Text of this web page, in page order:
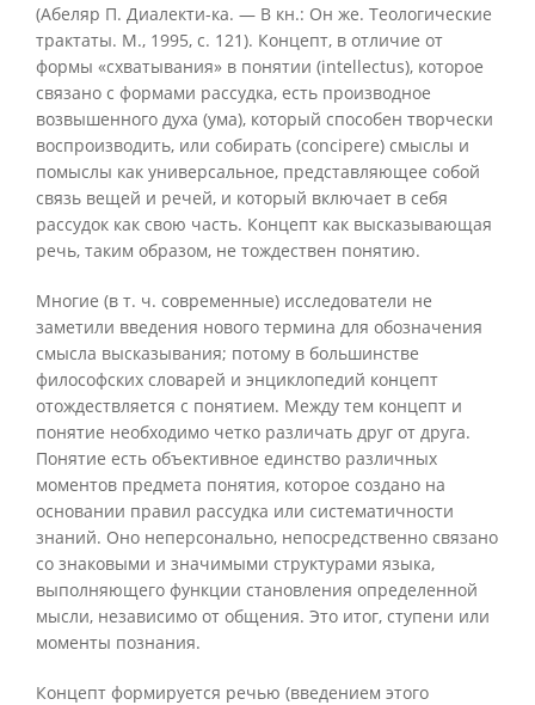
(Абеляр П. Диалекти-ка. — В кн.: Он же. Теологические
трактаты. М., 1995, с. 121). Концепт, в отличие от
формы «схватывания» в понятии (intellectus), которое
связано с формами рассудка, есть производное
возвышенного духа (ума), который способен творчески
воспроизводить, или собирать (concipere) смыслы и
помыслы как универсальное, представляющее собой
связь вещей и речей, и который включает в себя
рассудок как свою часть. Концепт как высказывающая
речь, таким образом, не тождествен понятию.
Многие (в т. ч. современные) исследователи не
заметили введения нового термина для обозначения
смысла высказывания; потому в большинстве
философских словарей и энциклопедий концепт
отождествляется с понятием. Между тем концепт и
понятие необходимо четко различать друг от друга.
Понятие есть объективное единство различных
моментов предмета понятия, которое создано на
основании правил рассудка или систематичности
знаний. Оно неперсонально, непосредственно связано
со знаковыми и значимыми структурами языка,
выполняющего функции становления определенной
мысли, независимо от общения. Это итог, ступени или
моменты познания.
Концепт формируется речью (введением этого